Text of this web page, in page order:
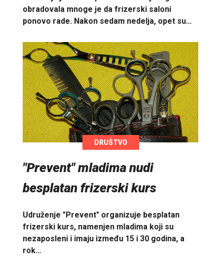
obradovala mnoge je da frizerski saloni
ponovo rade. Nakon sedam nedelja, opet su…
DRUŠTVO
"Prevent" mladima nudi
besplatan frizerski kurs
Udruženje "Prevent" organizuje besplatan
frizerski kurs, namenjen mladima koji su
nezaposleni i imaju između 15 i 30 godina, a
rok…